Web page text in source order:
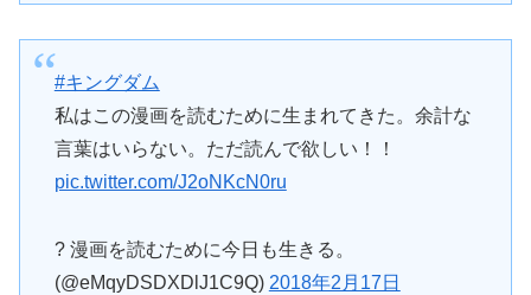
#キングダム
私はこの漫画を読むために生まれてきた。余計な
言葉はいらない。ただ読んで欲しい！！
pic.twitter.com/J2oNKcN0ru
? 漫画を読むために今日も生きる。
(@eMqyDSDXDlJ1C9Q) 2018年2月17日